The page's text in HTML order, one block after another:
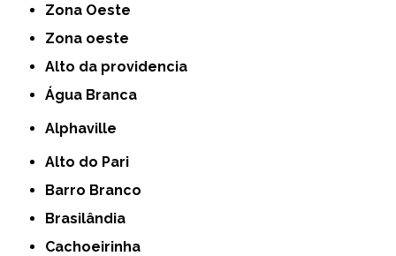
Zona Oeste
Zona oeste
alto da providencia
Água Branca
Alphaville
Alto do Pari
Barro Branco
Brasilândia
Cachoeirinha